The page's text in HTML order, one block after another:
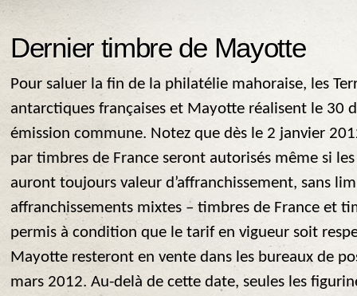
Dernier timbre de Mayotte
Pour saluer la fin de la philatélie mahoraise, les
antarctiques françaises et Mayotte réalisent le 30
émission commune. Notez que dès le 2 janvier
par timbres de France seront autorisés même si
auront toujours valeur d’affranchissement, sans
affranchissements mixtes – timbres de France et
permis à condition que le tarif en vigueur soit
Mayotte resteront en vente dans les bureaux de
mars 2012. Au-delà de cette date, seules les